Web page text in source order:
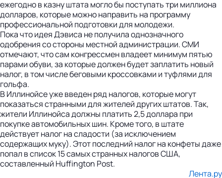
ежегодно в казну штата могло бы поступать три миллиона
долларов, которые можно направить на программу
профессиональной подготовки для молодежи.
Пока что идея Дэвиса не получила однозначного
одобрения со стороны местной администрации. СМИ
отмечают, что сам конгрессмен владеет минимум пятью
парами обуви, за которые должен будет заплатить новый
налог, в том числе беговыми кроссовками и туфлями для
гольфа.
В Иллинойсе уже введен ряд налогов, которые могут
показаться странными для жителей других штатов. Так,
жители Иллинойса должны платить 2,5 доллара при
покупке автомобильных шин. Кроме того, в штате
действует налог на сладости (за исключением
содержащих муку). Этот последний налог на конфеты даже
попал в список 15 самых странных налогов США,
составленный Huffington Post.
Лента.ру